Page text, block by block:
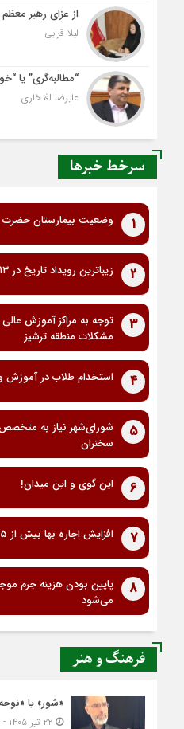
از عزای رهبر معظم
لیلا قرایی
“مطالبه‌گری” یا
علیرضا افتخاری
سرخط خبرها
1 وضعیت بیمارستان حضرت
2 زیباترین رویداد تاریخ در ۱۳رجب
3
توجه به مراکز آموزش
مشکلات منطقه ترشیز
4 استخدام طلاب در آموزش
5
شورای‌شهر نیاز به
سخنران
6 این گوی و این میدان!
7 افزایش اجاره بها بیش از 15 درصد ممنوع
8
پایین بودن هزینه جرم
می‌شود
فرهنگ و هنر
«شور» یا
۲۲ تیر ۱۴۰۵ - ۹:۵۲